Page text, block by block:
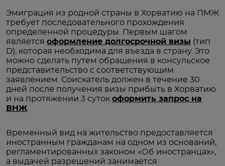
Эмиграция из родной страны в Хорватию на ПМЖ
требует последовательного прохождения
определенной процедуры. Первым шагом
является оформление долгосрочной визы (тип
D), которая необходима для въезда в страну. Это
можно сделать путем обращения в консульское
представительство с соответствующим
заявлением. Соискатель должен в течение 30
дней после получения визы прибыть в Хорватию
и на протяжении 3 суток оформить запрос на
ВНЖ
Временный вид на жительство предоставляется
иностранным гражданам на одном из оснований,
регламентированных законом «Об иностранцах»,
а выдачей разрешений занимается